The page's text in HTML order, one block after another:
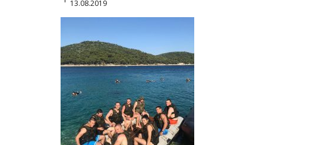
13.08.2019